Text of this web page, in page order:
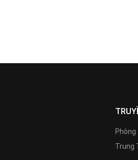
Phòng
Trung